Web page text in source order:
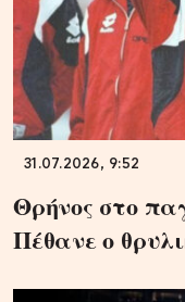
31.07.2026, 9:52
Θρήνος στο
Πέθανε ο